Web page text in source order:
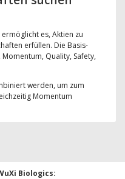
es, Aktien zu
erfüllen. Die Basis-
Quality, Safety,
werden, um zum
Momentum
Biologics: